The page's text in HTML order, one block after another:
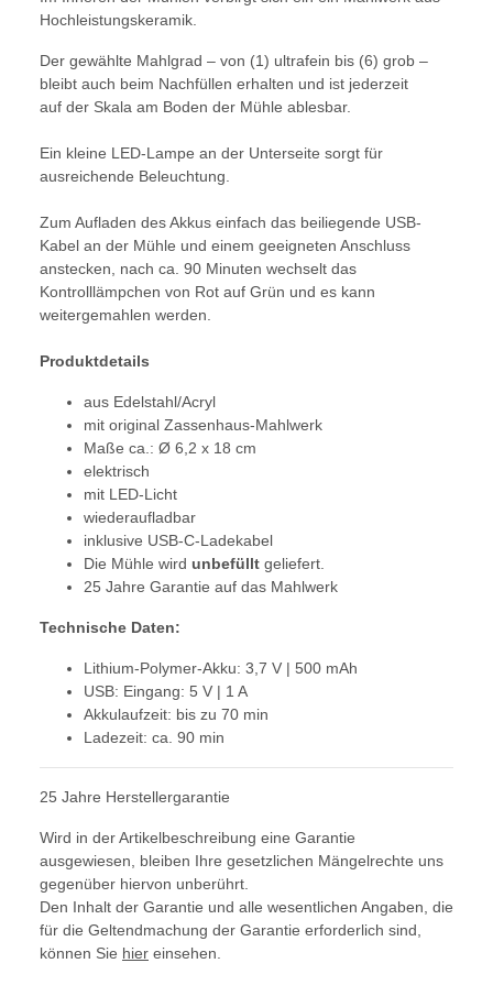
Hochleistungskeramik.
Der gewählte Mahlgrad – von (1) ultrafein bis (6) grob –
bleibt auch beim Nachfüllen erhalten und ist jederzeit
auf der Skala am Boden der Mühle ablesbar.
Ein kleine LED-Lampe an der Unterseite sorgt für
ausreichende Beleuchtung.
Zum Aufladen des Akkus einfach das beiliegende USB-
Kabel an der Mühle und einem geeigneten Anschluss
anstecken, nach ca. 90 Minuten wechselt das
Kontrolllämpchen von Rot auf Grün und es kann
weitergemahlen werden.
Produktdetails
aus Edelstahl/Acryl
mit original Zassenhaus-Mahlwerk
Maße ca.: Ø 6,2 x 18 cm
elektrisch
mit LED-Licht
wiederaufladbar
inklusive USB-C-Ladekabel
Die Mühle wird unbefüllt geliefert.
25 Jahre Garantie auf das Mahlwerk
Technische Daten:
Lithium-Polymer-Akku: 3,7 V | 500 mAh
USB: Eingang: 5 V | 1 A
Akkulaufzeit: bis zu 70 min
Ladezeit: ca. 90 min
25 Jahre Herstellergarantie
Wird in der Artikelbeschreibung eine Garantie
ausgewiesen, bleiben Ihre gesetzlichen Mängelrechte uns
gegenüber hiervon unberührt.
Den Inhalt der Garantie und alle wesentlichen Angaben, die
für die Geltendmachung der Garantie erforderlich sind,
können Sie hier einsehen.